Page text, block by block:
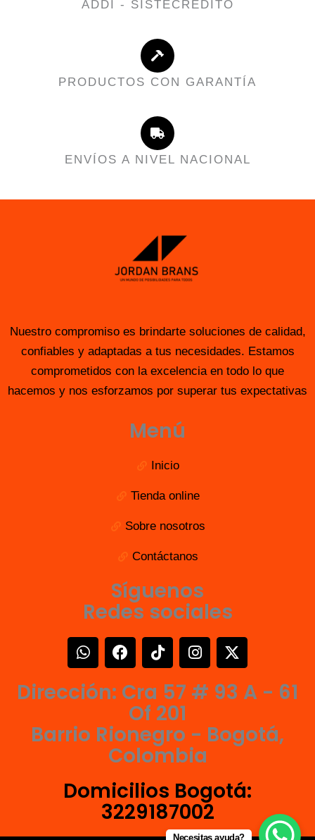
ADDI - SISTECREDITO
PRODUCTOS CON GARANTÍA
ENVÍOS A NIVEL NACIONAL
Nuestro compromiso es brindarte soluciones de calidad,
confiables y adaptadas a tus necesidades. Estamos
comprometidos con la excelencia en todo lo que
hacemos y nos esforzamos por superar tus expectativas
Menú
Inicio
Tienda online
Sobre nosotros
Contáctanos
Síguenos
Redes sociales
W
h
t
p
F
a
e
o
k
T
i
o
k
I
n
t
r
a
m
X
-
w
t
e
Dirección: Cra 57 # 93 A - 61
Of 201
Barrio Rionegro - Bogotá,
Colombia
Domicilios Bogotá:
3229187002
Necesitas ayuda?